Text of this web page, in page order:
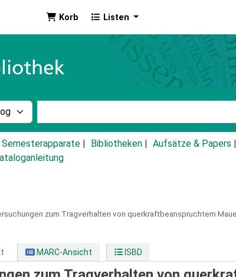
Korb Listen
nach:
Semesterapparate Bibliotheken Aufsätze & Papers
zum Tragverhalten von querkraftbeanspruchtem
MARC-Ansicht ISBD